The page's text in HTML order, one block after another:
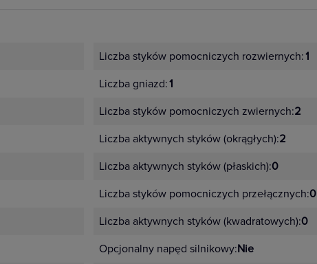
Liczba styków pomocniczych rozwiernych:1
Liczba gniazd:1
Liczba styków pomocniczych zwiernych:2
Liczba aktywnych styków (okrągłych):2
Liczba aktywnych styków (płaskich):0
Liczba styków pomocniczych przełącznych:0
Liczba aktywnych styków (kwadratowych):0
Opcjonalny napęd silnikowy:Nie